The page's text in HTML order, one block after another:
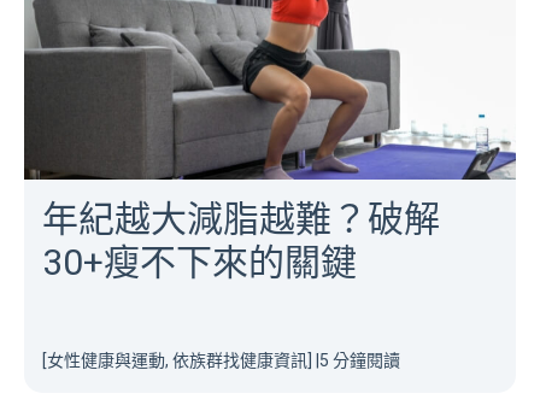
年紀越大減脂越難？破解
30+瘦不下來的關鍵
[女性健康與運動, 依族群找健康資訊] 5 分鐘閱讀